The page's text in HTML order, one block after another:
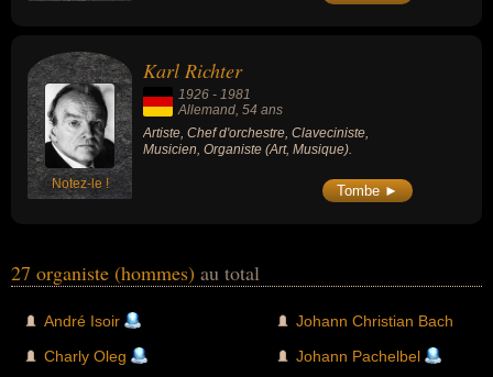
Notez-le !
Karl Richter
1926 - 1981
Allemand, 54 ans
Artiste, Chef d'orchestre, Claveciniste,
Musicien, Organiste (Art, Musique).
Tombe ►
27 organiste (hommes) au total
André Isoir
Charly Oleg
Johann Christian Bach
Johann Pachelbel